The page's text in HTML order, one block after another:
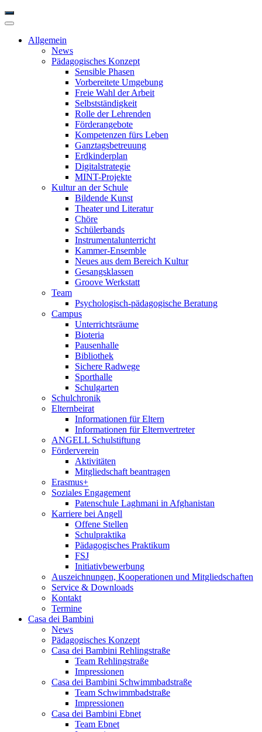
Allgemein
News
Pädagogisches Konzept
Sensible Phasen
Vorbereitete Umgebung
Freie Wahl der Arbeit
Selbstständigkeit
Rolle der Lehrenden
Förderangebote
Kompetenzen fürs Leben
Ganztagsbetreuung
Erdkinderplan
Digitalstrategie
MINT-Projekte
Kultur an der Schule
Bildende Kunst
Theater und Literatur
Chöre
Schülerbands
Instrumentalunterricht
Kammer-Ensemble
Neues aus dem Bereich Kultur
Gesangsklassen
Groove Werkstatt
Team
Psychologisch-pädagogische Beratung
Campus
Unterrichtsräume
Bioteria
Pausenhalle
Bibliothek
Sichere Radwege
Sporthalle
Schulgarten
Schulchronik
Elternbeirat
Informationen für Eltern
Informationen für Elternvertreter
ANGELL Schulstiftung
Förderverein
Aktivitäten
Mitgliedschaft beantragen
Erasmus+
Soziales Engagement
Patenschule Laghmani in Afghanistan
Karriere bei Angell
Offene Stellen
Schulpraktika
Pädagogisches Praktikum
FSJ
Initiativbewerbung
Auszeichnungen, Kooperationen und Mitgliedschaften
Service & Downloads
Kontakt
Termine
Casa dei Bambini
News
Pädagogisches Konzept
Casa dei Bambini Rehlingstraße
Team Rehlingstraße
Impressionen
Casa dei Bambini Schwimmbadstraße
Team Schwimmbadstraße
Impressionen
Casa dei Bambini Ebnet
Team Ebnet